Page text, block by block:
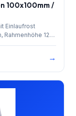
100x100mm /
Einlaufrost
Rahmenhöhe 12
→